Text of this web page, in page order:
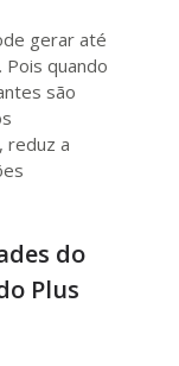
gerar até
Pois quando
são
reduz a
do
Plus